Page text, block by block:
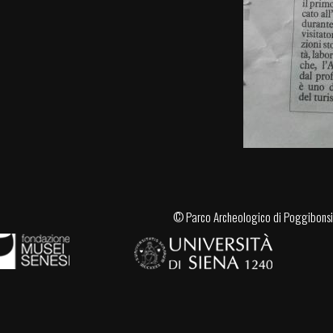
©Parco Archeologico di Poggibonsi